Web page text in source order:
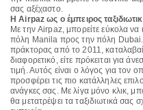
σας αξέχαστο.
Η Airpaz ως ο έμπειρος
Με την Airpaz, μπορείτε εύκολα να
πόλη Manila προς την πόλη Dubai.
πράκτορας από το 2011,
διαφορετικό, είτε πρόκειται για
τιμή. Αυτός είναι ο λόγος για τον
προσφέρει τις πιο κατάλληλες
ανάγκες σας. Με λίγα μόνο κλικ,
θα μετατρέψει τα ταξιδιωτικά σας